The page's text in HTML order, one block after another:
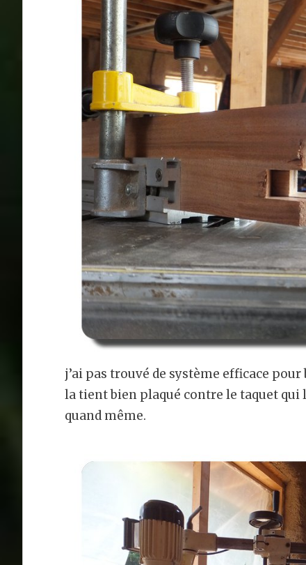
j’ai pas trouvé de système efficace
la tient bien plaqué contre le taquet qui
quand même.